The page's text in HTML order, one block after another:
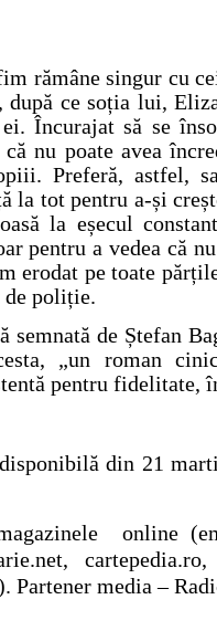
rămâne singur cu
ce soția lui,
Încurajat să se
nu poate avea
Preferă, astfel,
la tot pentru a-și
la eșecul
pentru a vedea că
erodat pe toate
poliție.
semnată de Ștefan
„un roman
pentru fidelitate,
din 21
online
Partener media –